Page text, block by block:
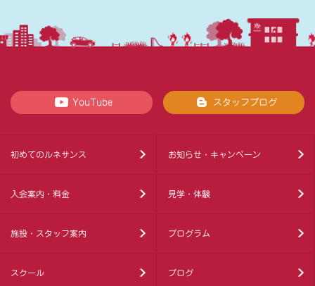
YouTube スタッフブログ
初めてのルネサンス お知らせ・キャンペーン
入会案内・料金 見学・体験
施設・スタッフ案内 プログラム
スクール ブログ